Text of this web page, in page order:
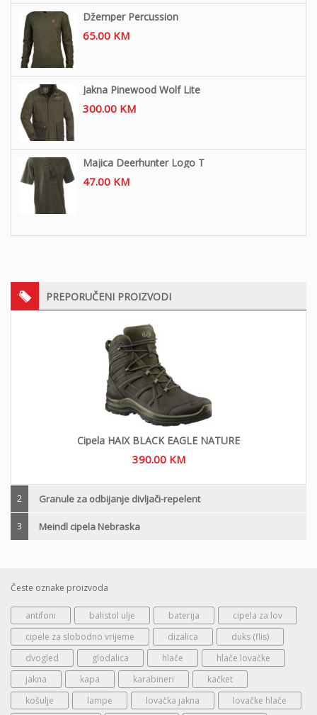
Džemper Percussion
65.00 KM
Jakna Pinewood Wolf Lite
300.00 KM
Majica Deerhunter Logo T
47.00 KM
PREPORUČENI PROIZVODI
Cipela HAIX BLACK EAGLE NATURE
390.00 KM
2 Granule za odbijanje divljači-repelent
3 Meindl cipela Nebraska
Česte oznake proizvoda
antifoni balistol ulje baterija
cipela za lov
cipele za slobodno vrijeme
dizalica
duks (flis)
dvogled
glodalica hlače
hlače lovačke
jakna
kapa karabineri
kačket
košulje
lampe lovačka jakna
lovačke hlače